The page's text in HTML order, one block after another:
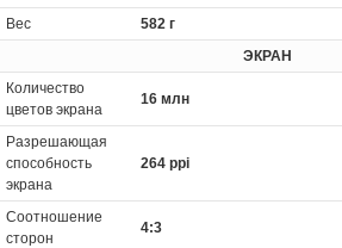
Вес
582 г
ЭКРАН
Количество
цветов экрана
16 млн
Разрешающая
способность
экрана
264 ppi
Соотношение
сторон
4:3